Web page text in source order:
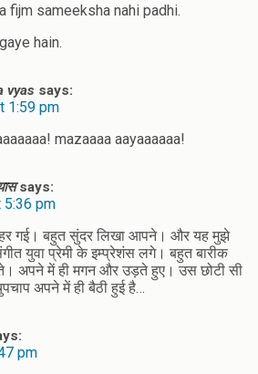
fijm sameeksha nahi padhi.
hain.
vyas says:
1:59 pm
mazaaaa aayaaaaaa!
says:
5:36 pm
गई। बहुत सुंदर लिखा आपने। और यह मुझे
युवा प्रेमी के इम्प्रेशंस लगे। बहुत बारीक
अपने में ही मगन और उड़ते हुए। उस छोटी सी
अपने में ही बैठी हुई है…
pm